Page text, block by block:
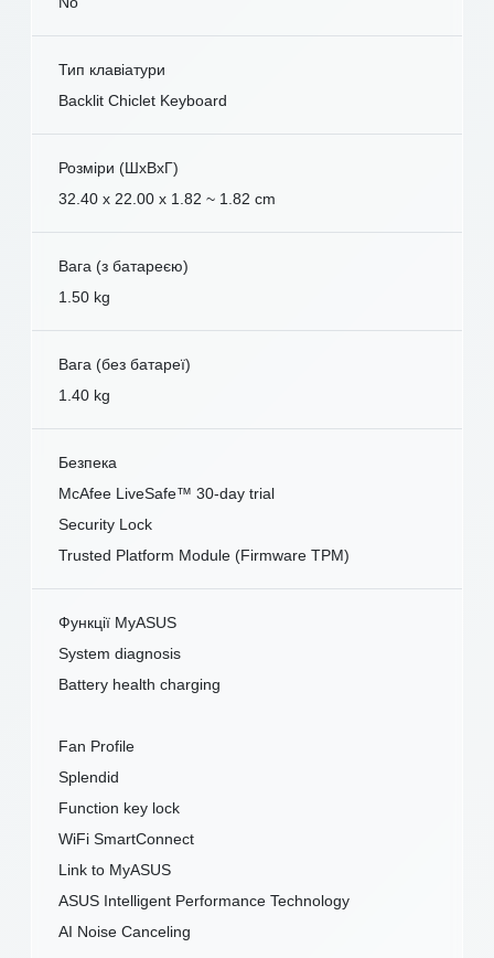
Тип клавіатури
Backlit Chiclet Keyboard
Розміри (ШxВxГ)
32.40 x 22.00 x 1.82 ~ 1.82 cm
Вага (з батареєю)
1.50 kg
Вага (без батареї)
1.40 kg
Безпека
McAfee LiveSafe™ 30-day trial
Security Lock
Trusted Platform Module (Firmware TPM)
Функції MyASUS
System diagnosis
Battery health charging
Fan Profile
Splendid
Function key lock
WiFi SmartConnect
Link to MyASUS
ASUS Intelligent Performance Technology
AI Noise Canceling